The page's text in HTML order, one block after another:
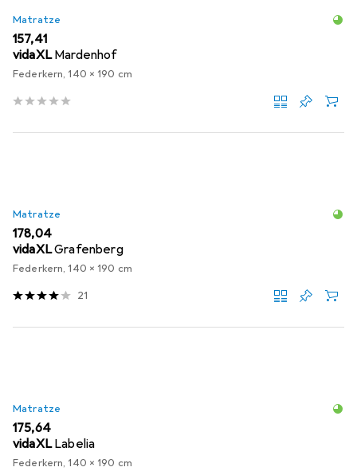
Matratze
EUR
157,41
vidaXL Mardenhof
Federkern, 140 x 190 cm
Matratze
EUR
178,04
vidaXLGrafenberg
Federkern, 140 x 190 cm
21
Matratze
EUR
175,64
vidaXL Labelia
Federkern, 140 x 190 cm